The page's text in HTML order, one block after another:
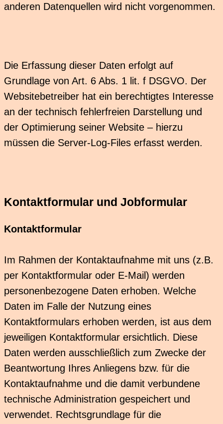
anderen Datenquellen wird nicht vorgenommen.
Die Erfassung dieser Daten erfolgt auf
Grundlage von Art. 6 Abs. 1 lit. f DSGVO. Der
Websitebetreiber hat ein berechtigtes Interesse
an der technisch fehlerfreien Darstellung und
der Optimierung seiner Website – hierzu
müssen die Server-Log-Files erfasst werden.
Kontaktformular und Jobformular
Kontaktformular
Im Rahmen der Kontaktaufnahme mit uns (z.B.
per Kontaktformular oder E-Mail) werden
personenbezogene Daten erhoben. Welche
Daten im Falle der Nutzung eines
Kontaktformulars erhoben werden, ist aus dem
jeweiligen Kontaktformular ersichtlich. Diese
Daten werden ausschließlich zum Zwecke der
Beantwortung Ihres Anliegens bzw. für die
Kontaktaufnahme und die damit verbundene
technische Administration gespeichert und
verwendet. Rechtsgrundlage für die